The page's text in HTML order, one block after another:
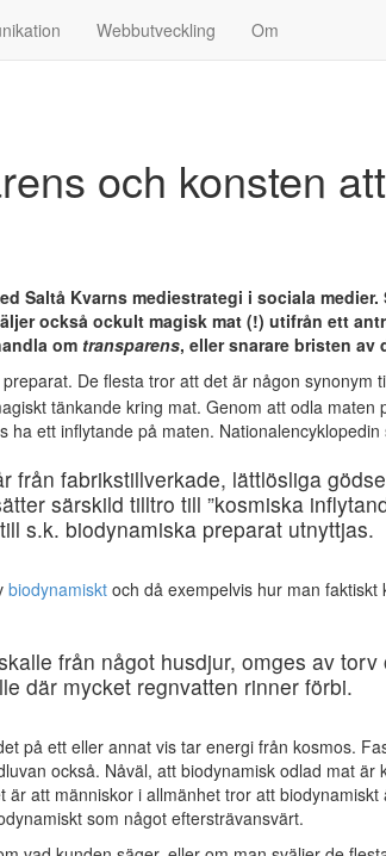
Webbutveckling Om
och konsten att
Saltå Kvarns mediestrategi i sociala medier.
också ockult magisk mat (!) utifrån ett
om transparens, eller snarare bristen av
De flesta tror att det är någon synonym
tänkande kring mat. Genom att odla maten
ett inflytande på maten. Nationalencyklopedin
från fabrikstillverkade, lättlösliga
särskild tilltro till ”kosmiska
s.k. biodynamiska preparat utnyttjas.
biodynamiskt och då exempelvis hur man faktiskt
från något husdjur, omges av torv
där mycket regnvatten rinner förbi.
på ett eller annat vis tar energi från kosmos.
också. Nåväl, att biodynamisk odlad mat är
att människor i allmänhet tror att biodynamiskt
som något eftersträvansvärt.